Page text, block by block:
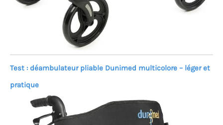
Test : déambulateur pliable Dunimed multicolore – léger et
pratique